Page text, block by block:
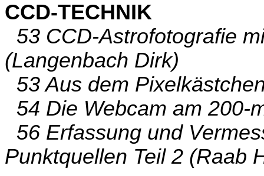
CCD-TECHNIK
53 CCD-Astrofotografie
(Langenbach Dirk)
53 Aus dem
54 Die Webcam am 200-
56 Erfassung und
Punktquellen Teil 2 (Raab